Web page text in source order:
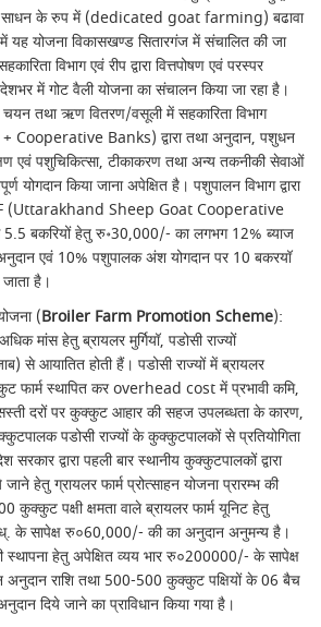
के रुप में (dedicated goat farming) बढावा
में यह योजना विकासखण्ड सितारगंज में संचालित की जा
विभाग एवं रीप द्वारा वित्तपोषण एवं परस्पर
में गोट वैली योजना का संचालन किया जा रहा है।
चयन तथा ऋण वितरण/वसूली में सहकारिता विभाग
+ Cooperative Banks) द्वारा तथा अनुदान, पशुधन
एवं पशुचिकित्सा, टीकाकरण तथा अन्य तकनीकी सेवाओं
योगदान किया जाना अपेक्षित है। पशुपालन विभाग द्वारा
(Uttarakhand Sheep Goat Cooperative
बकरियों हेतु रु॰30,000/- का लगभग 12% ब्याज
एवं 10% पशुपालक अंश योगदान पर 10 बकरयॉ
है।
(Broiler Farm Promotion Scheme):
मांस हेतु ब्रायलर मुर्गियॉ, पडोसी राज्यों
से आयातित होती हैं। पडोसी राज्यों में ब्रायलर
फार्म स्थापित कर overhead cost में प्रभावी कमि,
दरों पर कुक्कुट आहार की सहज उपलब्धता के कारण,
पडोसी राज्यों के कुक्कुटपालकों से प्रतियोगिता
द्वारा पहली बार स्थानीय कुक्कुटपालकों द्वारा
जाने हेतु ग्रायलर फार्म प्रोत्साहन योजना प्रारम्भ की
पक्षी क्षमता वाले ब्रायलर फार्म यूनिट हेतु
के सापेक्ष रु०60,000/- की का अनुदान अनुमन्य है।
हेतु अपेक्षित व्यय भार रु०200000/- के सापेक्ष
राशि तथा 500-500 कुक्कुट पक्षियों के 06 बैच
दिये जाने का प्राविधान किया गया है।